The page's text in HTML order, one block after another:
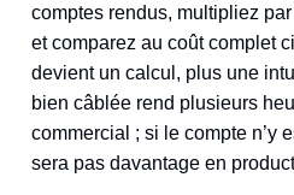
comptes rendus, multipliez
et comparez au coût complet
devient un calcul, plus une
bien câblée rend plusieurs
commercial ; si le compte n’y
sera pas davantage en